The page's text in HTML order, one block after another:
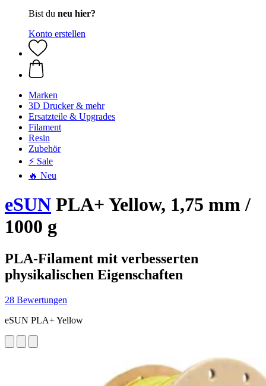
Bist du neu hier?
Konto erstellen
Marken
3D Drucker & mehr
Ersatzteile & Upgrades
Filament
Resin
Zubehör
⚡ Sale
🔥 Neu
eSUN PLA+ Yellow, 1,75 mm /
1000 g
PLA-Filament mit verbesserten
physikalischen Eigenschaften
28 Bewertungen
eSUN PLA+ Yellow